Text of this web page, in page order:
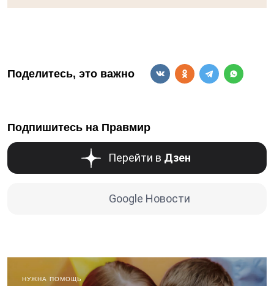
Поделитесь, это важно
Подпишитесь на Правмир
Перейти в Дзен
Google Новости
НУЖНА ПОМОЩЬ